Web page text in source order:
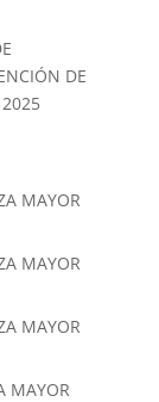
DE
2025
MAYOR
MAYOR
MAYOR
MAYOR